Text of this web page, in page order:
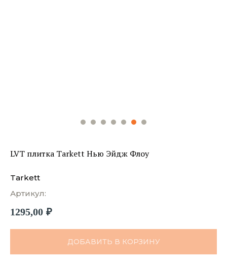
LVT плитка Tarkett Нью Эйдж Флоу
Tarkett
Артикул:
1295,00 ₽
ДОБАВИТЬ В КОРЗИНУ